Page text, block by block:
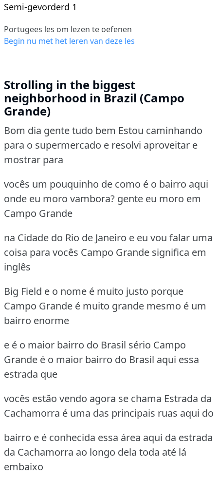
Semi-gevorderd 1
Portugees les om lezen te oefenen
Begin nu met het leren van deze les
Strolling in the biggest
neighborhood in Brazil (Campo
Grande)
Bom dia gente tudo bem Estou caminhando
para o supermercado e resolvi aproveitar e
mostrar para
vocês um pouquinho de como é o bairro aqui
onde eu moro vambora? gente eu moro em
Campo Grande
na Cidade do Rio de Janeiro e eu vou falar uma
coisa para vocês Campo Grande significa em
inglês
Big Field e o nome é muito justo porque
Campo Grande é muito grande mesmo é um
bairro enorme
e é o maior bairro do Brasil sério Campo
Grande é o maior bairro do Brasil aqui essa
estrada que
vocês estão vendo agora se chama Estrada da
Cachamorra é uma das principais ruas aqui do
bairro e é conhecida essa área aqui da estrada
da Cachamorra ao longo dela toda até lá
embaixo